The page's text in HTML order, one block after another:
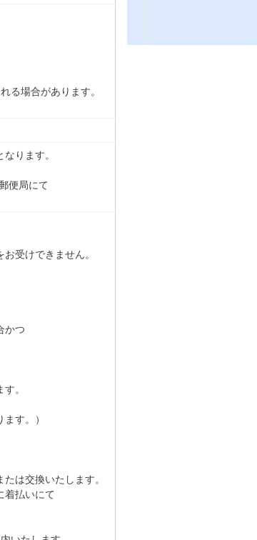
る場合があります。
ります。
便局にて
受けできません。
かつ
。
す。）
は交換いたします。
払いにて